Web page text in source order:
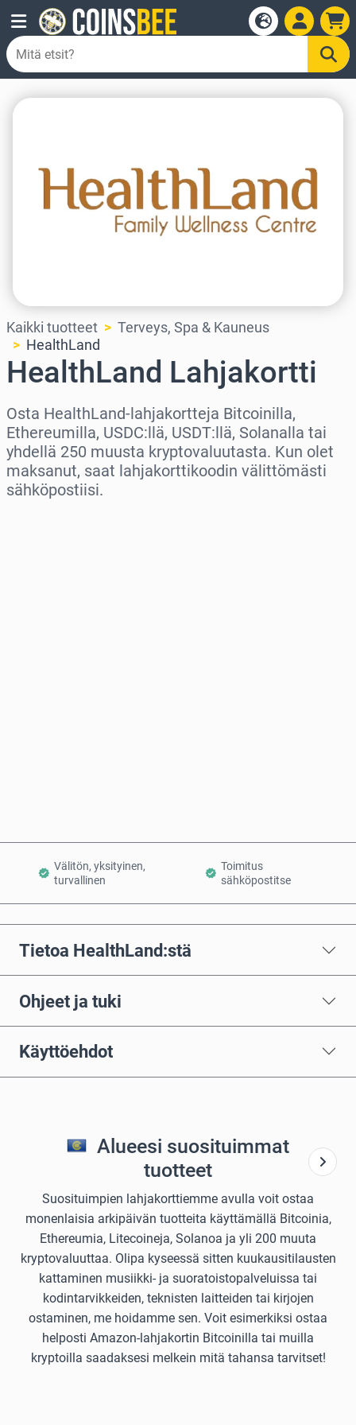
Kaikki tuotteet
Terveys, Spa & Kauneus
HealthLand
HealthLand Lahjakortti
Osta HealthLand-lahjakortteja Bitcoinilla,
Ethereumilla, USDC:llä, USDT:llä, Solanalla tai
yhdellä 250 muusta kryptovaluutasta. Kun olet
maksanut, saat lahjakorttikoodin välittömästi
sähköpostiisi.
Välitön, yksityinen,
turvallinen
Toimitus
sähköpostitse
Tietoa HealthLand:stä
Ohjeet ja tuki
Käyttöehdot
Alueesi suosituimmat
tuotteet
Suosituimpien lahjakorttiemme avulla voit ostaa
monenlaisia arkipäivän tuotteita käyttämällä Bitcoinia,
Ethereumia, Litecoineja, Solanoa ja yli 200 muuta
kryptovaluuttaa. Olipa kyseessä sitten kuukausitilausten
kattaminen musiikki- ja suoratoistopalveluissa tai
kodintarvikkeiden, teknisten laitteiden tai kirjojen
ostaminen, me hoidamme sen. Voit esimerkiksi ostaa
helposti Amazon-lahjakortin Bitcoinilla tai muilla
kryptoilla saadaksesi melkein mitä tahansa tarvitset!